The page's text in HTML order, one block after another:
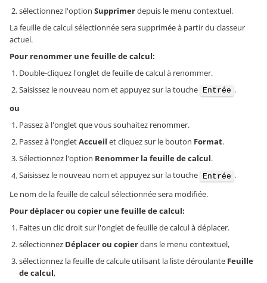
sélectionnez l'option Supprimerdepuis le menu contextuel.
La feuille de calcul sélectionnée sera supprimée à partir du classeur
actuel.
Pour renommer une feuille de calcul:
Double-cliquez l'onglet de feuille de calcul à renommer.
Saisissez le nouveau nom et appuyez sur la touche Entrée .
ou
Passez à l'onglet que vous souhaitez renommer.
Passez à l'ongletAccueil et cliquez sur le bouton Format.
Sélectionnez l'option Renommer la feuille de calcul.
Saisissez le nouveau nom et appuyez sur la touche Entrée .
Le nom de la feuille de calcul sélectionnée sera modifiée.
Pour déplacer ou copier une feuille de calcul:
Faites un clic droit sur l'onglet de feuille de calcul à déplacer.
sélectionnez Déplacer ou copierdans le menu contextuel,
sélectionnez la feuille de calcule utilisant la liste déroulante Feuille
de calcul,